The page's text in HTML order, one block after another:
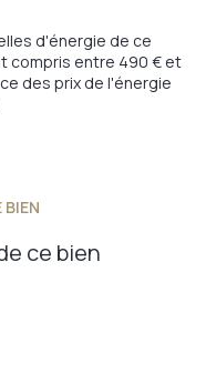
d'énergie de ce
compris entre 490 € et
des prix de l'énergie
BIEN
ce bien